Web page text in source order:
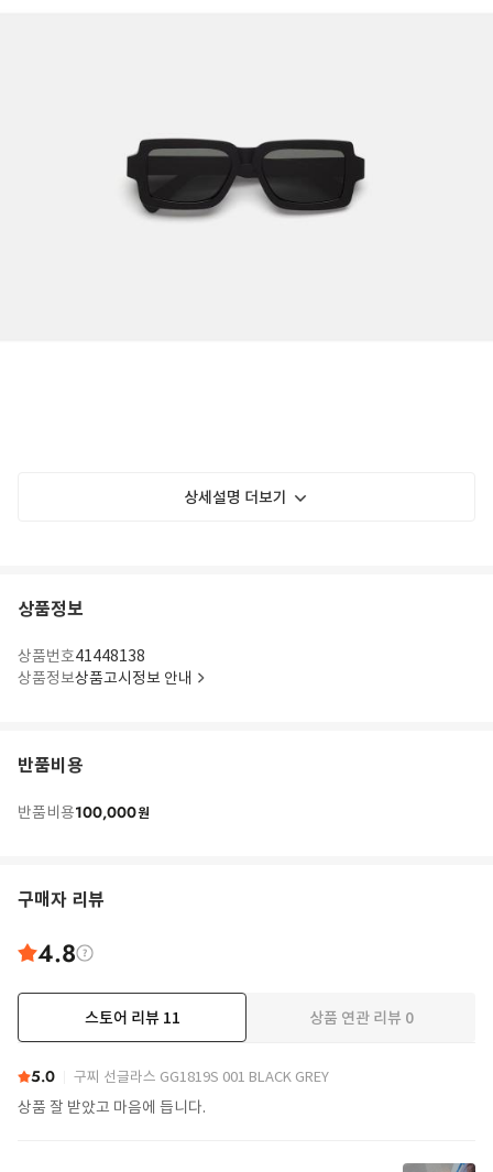
상세설명 더보기
상품정보
상품번호41448138
상품정보상품고시정보 안내
반품비용
반품비용100,000원
구매자 리뷰
4.8
스토어 리뷰 11 상품 연관 리뷰 0
5.0 구찌 선글라스 GG1819S 001 BLACK GREY
상품 잘 받았고 마음에 듭니다.